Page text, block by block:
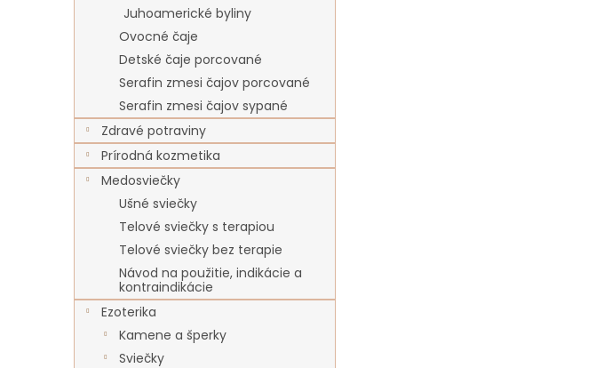
Juhoamerické byliny
Ovocné čaje
Detské čaje porcované
Serafin zmesi čajov porcované
Serafin zmesi čajov sypané
Zdravé potraviny
Prírodná kozmetika
Medosviečky
Ušné sviečky
Telové sviečky s terapiou
Telové sviečky bez terapie
Návod na použitie, indikácie a
kontraindikácie
Ezoterika
Kamene a šperky
Sviečky